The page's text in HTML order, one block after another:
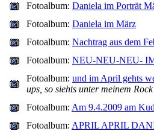
Fotoalbum: Daniela im Porträt
Fotoalbum: Daniela im März
Fotoalbum: Nachtrag aus dem
Fotoalbum: NEU-NEU-NEU-
Fotoalbum: und im April gehts
ups, so siehts unter meinem
Fotoalbum: Am 9.4.2009 am
Fotoalbum: APRIL APRIL